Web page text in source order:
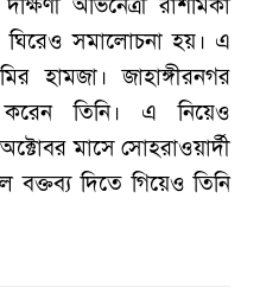
ঘিরেও সমালোচনা হয়। এ
হামজা। জাহাঙ্গীরনগর
করেন তিনি। এ নিয়েও
মাসে সোহরাওয়ার্দী
বক্তব্য দিতে গিয়েও তিনি